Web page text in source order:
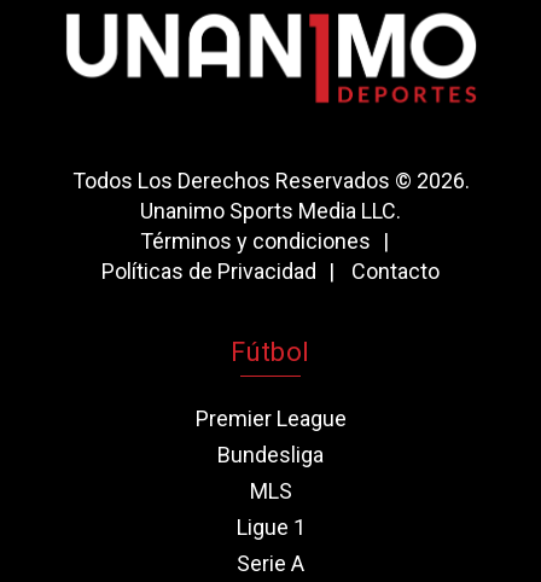
Todos Los Derechos Reservados © 2026.
Unanimo Sports Media LLC.
Términos y condiciones
Políticas de Privacidad
Contacto
Fútbol
Premier League
Bundesliga
MLS
Ligue 1
Serie A